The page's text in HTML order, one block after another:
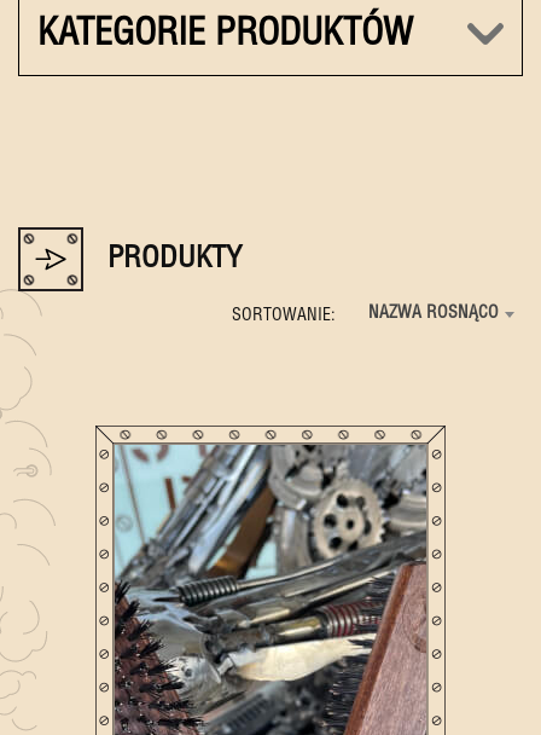
KATEGORIE PRODUKTÓW
PRODUKTY
SORTOWANIE: NAZWA ROSNĄCO